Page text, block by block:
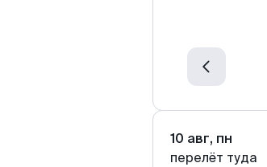
10 авг, пн
перелёт туда